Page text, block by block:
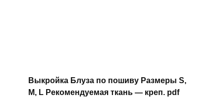
Выкройка Блуза по пошиву Размеры S,
M, L Рекомендуемая ткань — креп. pdf